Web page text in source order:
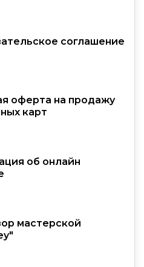
соглашение
оферта на продажу
карт
об онлайн
мастерской